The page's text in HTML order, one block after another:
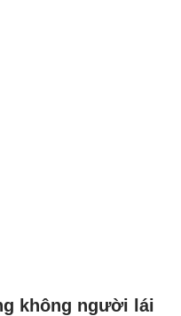
không người lái